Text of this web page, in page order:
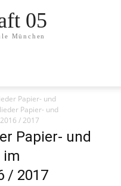
05
München
Papier- und
Papier- und
/ 2017
Papier- und
im
/ 2017